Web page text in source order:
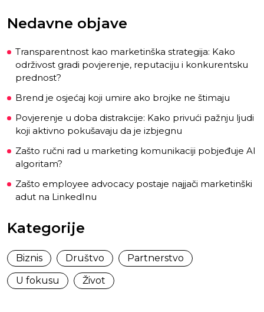
Nedavne objave
Transparentnost kao marketinška strategija: Kako
održivost gradi povjerenje, reputaciju i konkurentsku
prednost?
Brend je osjećaj koji umire ako brojke ne štimaju
Povjerenje u doba distrakcije: Kako privući pažnju ljudi
koji aktivno pokušavaju da je izbjegnu
Zašto ručni rad u marketing komunikaciji pobjeđuje AI
algoritam?
Zašto employee advocacy postaje najjači marketinški
adut na LinkedInu
Kategorije
Biznis Društvo
Partnerstvo
U fokusu
Život